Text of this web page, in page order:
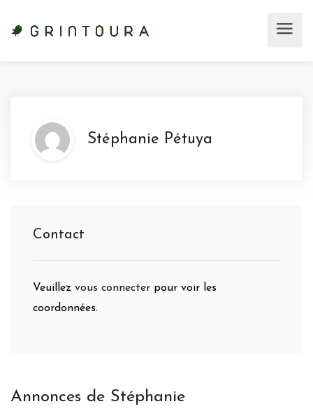
Stéphanie Pétuya
Contact
Veuillez vous connecter pour voir les
coordonnées.
Annonces de Stéphanie